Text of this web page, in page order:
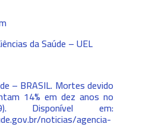
da Saúde – UEL
– BRASIL. Mortes devido
14% em dez anos no
Disponível em:
noticias/agencia-